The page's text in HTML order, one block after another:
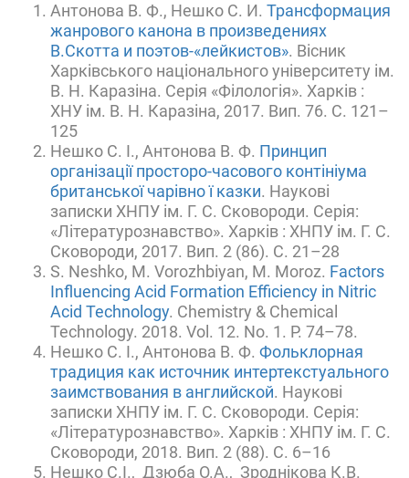
Антонова В. Ф., Нешко С. И. Трансформация
жанрового канона в произведениях
В.Скотта и поэтов-«лейкистов». Вісник
Харківського національного університету ім.
В. Н. Каразіна. Серія «Філологія». Харків :
ХНУ ім. В. Н. Каразіна, 2017. Вип. 76. С. 121–
125
Нешко С. І., Антонова В. Ф. Принцип
організації просторо-часового контініума
британської чарівно ї казки. Наукові
записки ХНПУ ім. Г. С. Сковороди. Серія:
«Літературознавство». Харків : ХНПУ ім. Г. С.
Сковороди, 2017. Вип. 2 (86). С. 21–28
S. Neshko, M. Vorozhbiyan, M. Moroz. Factors
Influencing Acid Formation Efficiency in Nitric
Acid Technology. Chemistry & Chemical
Technology. 2018. Vol. 12. No. 1. P. 74–78.
Нешко С. І., Антонова В. Ф. Фольклорная
традиция как источник интертекстуального
заимствования в английской. Наукові
записки ХНПУ ім. Г. С. Сковороди. Серія:
«Літературознавство». Харків : ХНПУ ім. Г. С.
Сковороди, 2018. Вип. 2 (88). С. 6–16
Нешко С.І., Дзюба О.А., Зроднікова К.В.